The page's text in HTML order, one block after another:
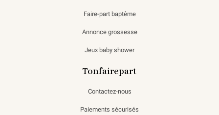
Faire-part baptême
Annonce grossesse
Jeux baby shower
Tonfairepart
Contactez-nous
Paiements sécurisés